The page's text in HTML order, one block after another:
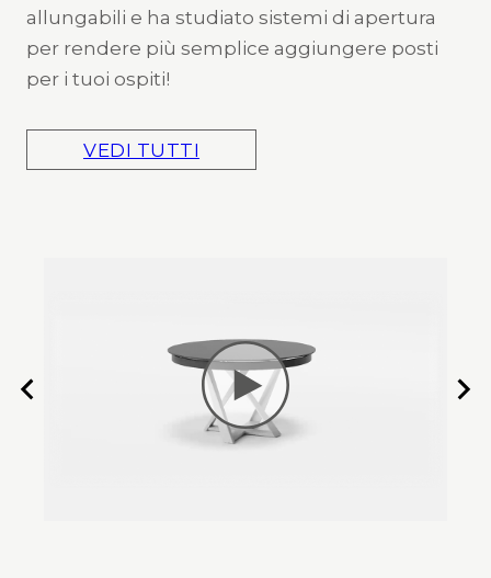
allungabili e ha studiato sistemi di apertura
per rendere più semplice aggiungere posti
per i tuoi ospiti!
VEDI TUTTI